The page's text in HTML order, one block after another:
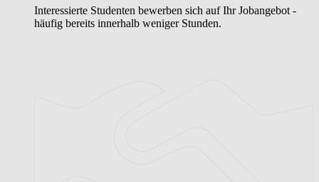
Interessierte Studenten bewerben sich auf Ihr Jobangebot -
häufig bereits innerhalb weniger Stunden.